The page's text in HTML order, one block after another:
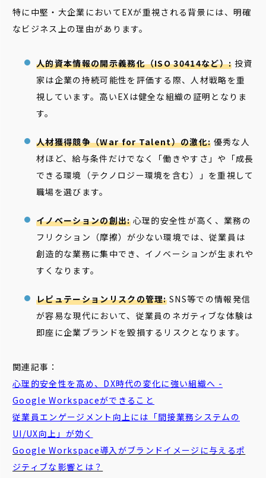
特に中堅・大企業においてEXが重視される背景には、明確
なビジネス上の理由があります。
人的資本情報の開示義務化（ISO 30414など）: 投資
家は企業の持続可能性を評価する際、人材戦略を重
視しています。高いEXは健全な組織の証明となりま
す。
人材獲得競争（War for Talent）の激化: 優秀な人
材ほど、給与条件だけでなく「働きやすさ」や「成長
できる環境（テクノロジー環境を含む）」を重視して
職場を選びます。
イノベーションの創出:心理的安全性が高く、業務の
フリクション（摩擦）が少ない環境では、従業員は
創造的な業務に集中でき、イノベーションが生まれや
すくなります。
レピュテーションリスクの管理:SNS等での情報発信
が容易な現代において、従業員のネガティブな体験は
即座に企業ブランドを毀損するリスクとなります。
関連記事：
心理的安全性を高め、DX時代の変化に強い組織へ -
Google Workspaceができること
従業員エンゲージメント向上には「間接業務システムの
UI/UX向上」が効く
Google Workspace導入がブランドイメージに与えるポ
ジティブな影響とは？